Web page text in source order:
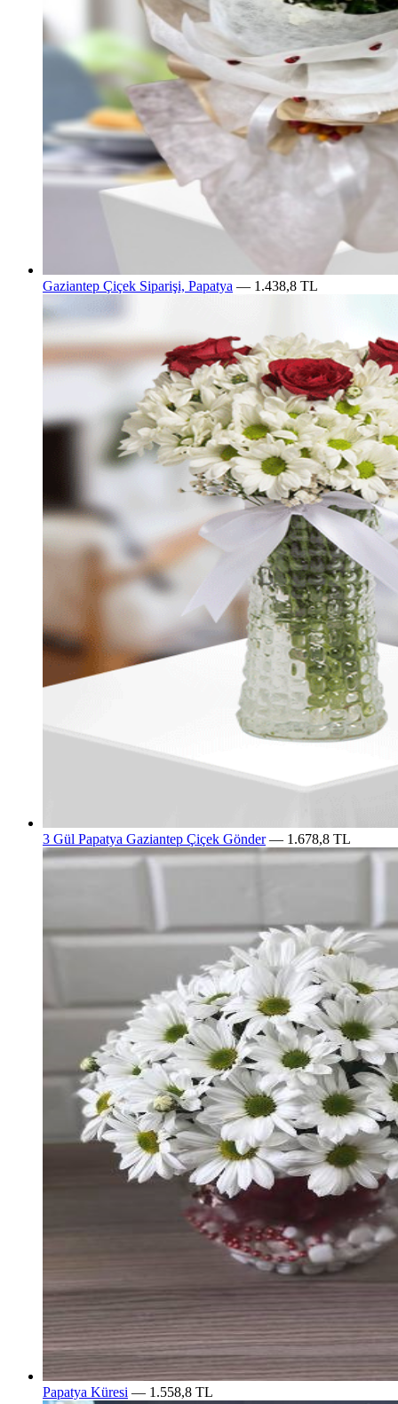
Gaziantep Çiçek Siparişi, Papatya — 1.438,8 TL
3 Gül Papatya Gaziantep Çiçek Gönder— 1.678,8 TL
Papatya Küresi — 1.558,8 TL